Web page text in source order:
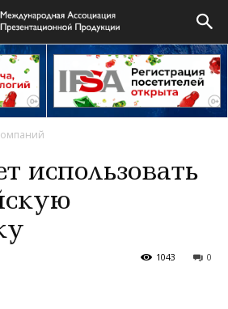
использовать
0
1043